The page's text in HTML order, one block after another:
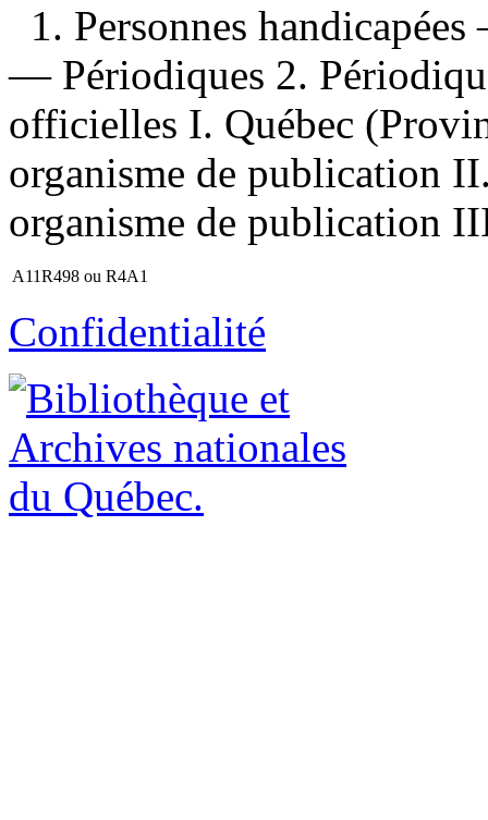
1. Personnes
— Périodiques 2.
officielles I. Québec
organisme de publication
organisme de publication
A11R498 ou R4A1
Confidentialité